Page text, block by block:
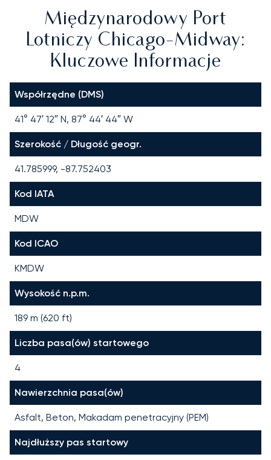
Międzynarodowy Port
Lotniczy Chicago-Midway:
Kluczowe Informacje
Współrzędne (DMS)
41° 47′ 12″ N, 87° 44′ 44″ W
Szerokość / Długość geogr.
41.785999, -87.752403
Kod IATA
MDW
Kod ICAO
KMDW
Wysokość n.p.m.
189 m (620 ft)
Liczba pasa(ów) startowego
4
Nawierzchnia pasa(ów)
Asfalt, Beton, Makadam penetracyjny (PEM)
Najdłuższy pas startowy